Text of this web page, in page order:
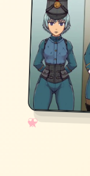
✧
♡
★
♥